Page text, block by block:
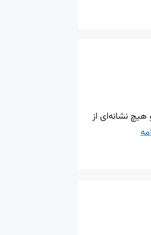
به تولد ۴۱ سالگی‌اش در ۵ فوریه نزدیک می‌شود و هیچ نشانه‌ای از